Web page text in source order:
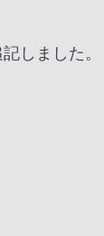
しました。